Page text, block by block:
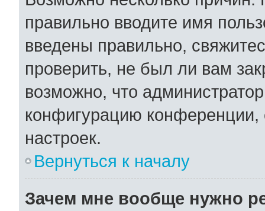
правильно вводите имя
введены правильно,
проверить, не был ли вам
возможно, что
конфигурацию конференции,
настроек.
Вернуться к началу
Зачем мне вообще нужно